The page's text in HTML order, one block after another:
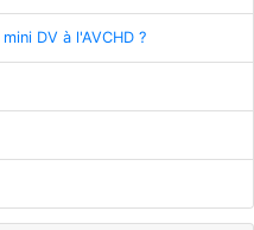
DV à l'AVCHD ?